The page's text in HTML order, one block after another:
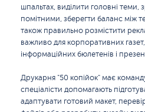
шпальтах, виділити головні теми,
помітними, зберегти баланс між
також правильно розмістити
важливо для корпоративних
інформаційних бюлетенів і
Друкарня "50 копійок" має
спеціалісти допомагають
адаптувати готовий макет,